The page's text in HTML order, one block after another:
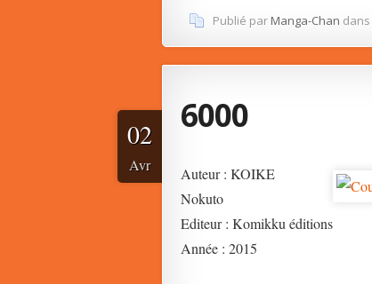
Publié parManga-Chan dans
6000
02
Avr
Auteur : KOIKE
Nokuto
Editeur : Komikku éditions
Année : 2015